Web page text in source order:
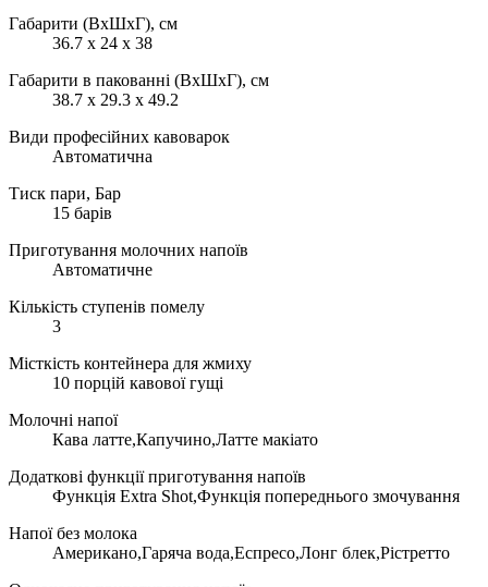
Габарити (ВхШхГ), см
36.7 x 24 x 38
Габарити в пакованні (ВхШхГ), см
38.7 x 29.3 x 49.2
Види професійних кавоварок
Автоматична
Тиск пари, Бар
15 барів
Приготування молочних напоїв
Автоматичне
Кількість ступенів помелу
3
Місткість контейнера для жмиху
10 порцій кавової гущі
Молочні напої
Кава латте,Капучино,Латте макіато
Додаткові функції приготування напоїв
Функція Extra Shot,Функція попереднього змочування
Напої без молока
Американо,Гаряча вода,Еспресо,Лонг блек,Рістретто